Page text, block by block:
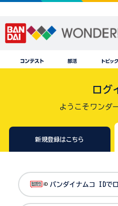
ログ
ようこそワンダ
新規登録はこちら
バンダイナ